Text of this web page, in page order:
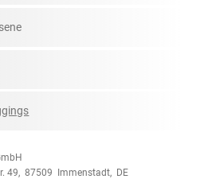
49, 87509 Immenstadt, DE